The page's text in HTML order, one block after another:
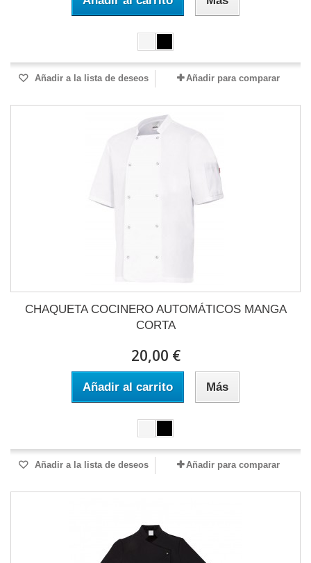
Añadir a la lista de deseos Añadir para comparar
CHAQUETA COCINERO AUTOMÁTICOS MANGA
CORTA
20,00 €
Añadir al carrito Más
Añadir a la lista de deseos Añadir para comparar